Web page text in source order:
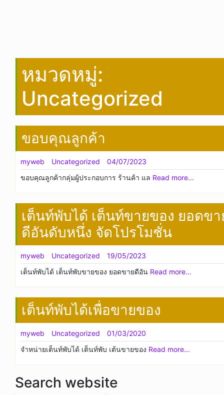
หมวดหมู่:
Uncategorized
ขอบคุณลูกค้า
myweb Uncategorized
04/07/2023
ขอบคุณลูกค้ากลุ่มผู้ประกอบการ ร้านค้า แล Read more…
เต็นท์พับได้ เต็นท์ขายของ ยอดขา
ดีอันดับหนึ่ง จัดโปรโมชั่น
myweb Uncategorized
19/05/2023
เต็นท์พับได้ เต็นท์พับขายของ ยอดขายดีอัน Read more…
เต็นท์พับได้เพื่อขายของ
myweb Uncategorized
01/03/2020
จำหน่ายเต็นท์พับได้ เต็นท์พับ เต้นขายของ Read more…
Search website